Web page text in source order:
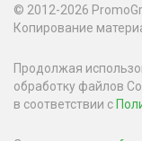
© 2012-2026
Копирование
Продолжая
обработку файлов
в соответствии с